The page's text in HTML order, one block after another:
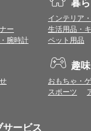
ー
腕時計
暮
インテリア
生活用品・
ペット用品
趣
おもちゃ・
スポーツ
サービス